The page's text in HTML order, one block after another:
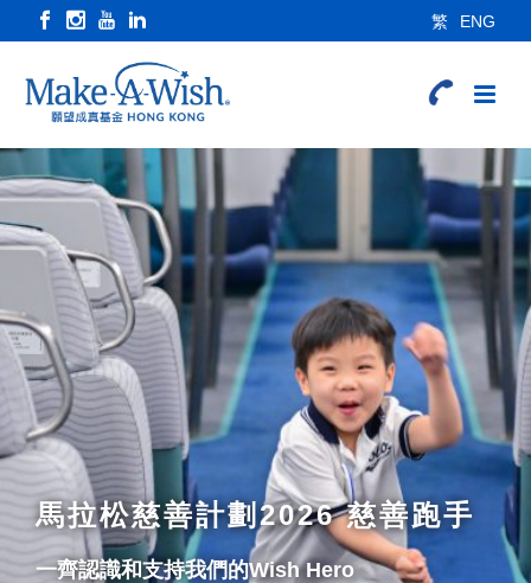
繁 ENG
馬拉松慈善計劃2026 慈善跑手
一齊認識和支持我們的Wish Hero